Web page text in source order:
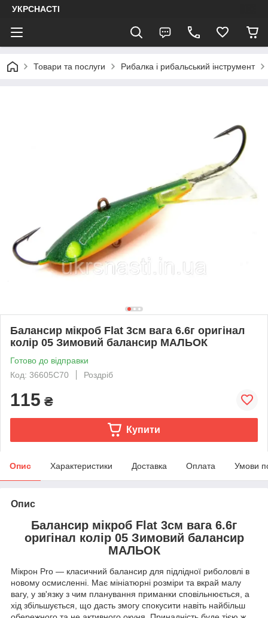
УКРСНАСТІ
Товари та послуги Рибалка і рибальський інструмент
Балансир мікроб Flat 3см вага 6.6г оригінал
колір 05 Зимовий балансир МАЛЬОК
Готово до відправки
Код: 36605C70
Роздріб
115 ₴
Купити
Опис Характеристики Доставка Оплата Умови
Опис
Балансир мікроб Flat 3см вага 6.6г
оригінал колір 05 Зимовий балансир
МАЛЬОК
Мікрон Pro — класичний балансир для підлідної риболовлі в
новому осмисленні. Має мініатюрні розміри та вкрай малу
вагу, у зв'язку з чим планування приманки сповільнюється, а
хід збільшується, що дасть змогу спокусити навіть найбільш